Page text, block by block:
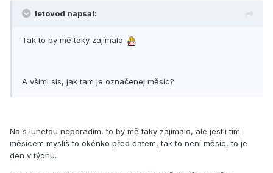
letovod napsal:
Tak to by mě taky zajímalo
A všiml sis, jak tam je označenej měsíc?
No s lunetou neporadím, to by mě taky zajímalo, ale jestli tím
měsícem myslíš to okénko před datem, tak to není měsíc, to je
den v týdnu.